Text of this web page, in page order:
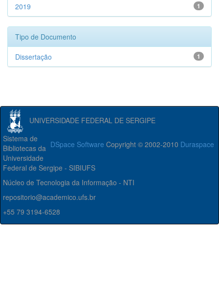
1
2019
Tipo de Documento
1
Dissertação
UNIVERSIDADE FEDERAL DE SERGIPE
DSpace Software Copyright © 2002-2010 Duraspace
Sistema de
Bibliotecas da
Universidade
Federal de Sergipe - SIBIUFS
Núcleo de Tecnologia da Informação - NTI
repositorio@academico.ufs.br
+55 79 3194-6528